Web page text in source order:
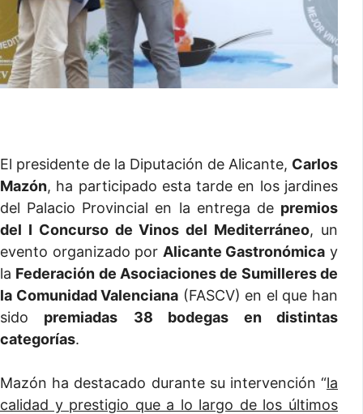
El presidente de la Diputación de Alicante, Carlos
Mazón, ha participado esta tarde en los jardines
del Palacio Provincial en la entrega de premios
del I Concurso de Vinos del Mediterráneo, un
evento organizado por Alicante Gastronómica y
la Federación de Asociaciones de Sumilleres de
la Comunidad Valenciana (FASCV) en el que han
sido premiadas
38 bodegas en distintas
categorías.
Mazón ha destacado durante su intervención “la
calidad y prestigio que a lo largo de los últimos